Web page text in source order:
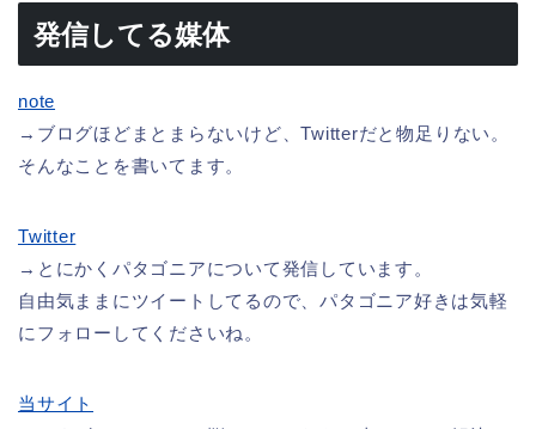
発信してる媒体
note
→ブログほどまとまらないけど、Twitterだと物足りない。
そんなことを書いてます。
Twitter
→とにかくパタゴニアについて発信しています。
自由気ままにツイートしてるので、パタゴニア好きは気軽
にフォローしてくださいね。
当サイト